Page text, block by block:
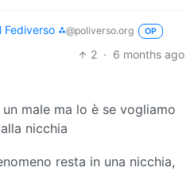
Fediverso ⁂@poliverso.org OP
2 · 6 months ago
male ma lo è se vogliamo
nicchia
resta in una nicchia,